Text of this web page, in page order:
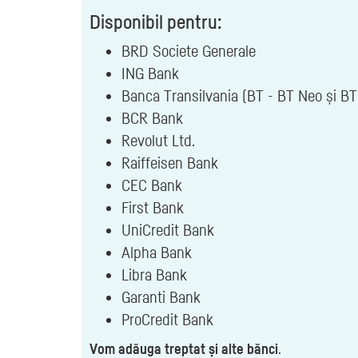
Disponibil pentru:
BRD Societe Generale
ING Bank
Banca Transilvania (BT - BT Neo și
BCR Bank
Revolut Ltd.
Raiffeisen Bank
CEC Bank
First Bank
UniCredit Bank
Alpha Bank
Libra Bank
Garanti Bank
ProCredit Bank
Vom adăuga treptat și alte bănci.